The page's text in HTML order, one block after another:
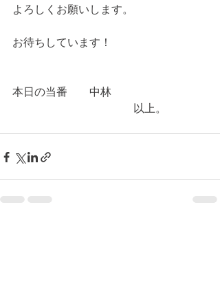
よろしくお願いします。
お待ちしています！
本日の当番　　中林
以上。